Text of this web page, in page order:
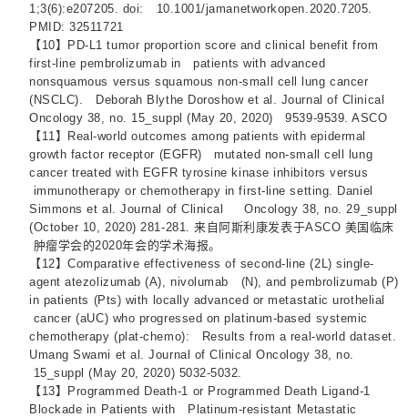
1;3(6):e207205. doi: 10.1001/jamanetworkopen.2020.7205.
PMID: 32511721
【10】PD-L1 tumor proportion score and clinical benefit from
first-line pembrolizumab in patients with advanced
nonsquamous versus squamous non-small cell lung cancer
(NSCLC). Deborah Blythe Doroshow et al. Journal of Clinical
Oncology 38, no. 15_suppl (May 20, 2020) 9539-9539. ASCO
【11】Real-world outcomes among patients with epidermal
growth factor receptor (EGFR) mutated non-small cell lung
cancer treated with EGFR tyrosine kinase inhibitors versus
immunotherapy or chemotherapy in first-line setting. Daniel
Simmons et al. Journal of Clinical Oncology 38, no. 29_suppl
(October 10, 2020) 281-281. 来自阿斯利康发表于ASCO 美国临床
肿瘤学会的2020年会的学术海报。
【12】Comparative effectiveness of second-line (2L) single-
agent atezolizumab (A), nivolumab (N), and pembrolizumab (P)
in patients (Pts) with locally advanced or metastatic urothelial
cancer (aUC) who progressed on platinum-based systemic
chemotherapy (plat-chemo): Results from a real-world dataset.
Umang Swami et al. Journal of Clinical Oncology 38, no.
15_suppl (May 20, 2020) 5032-5032.
【13】Programmed Death-1 or Programmed Death Ligand-1
Blockade in Patients with Platinum-resistant Metastatic